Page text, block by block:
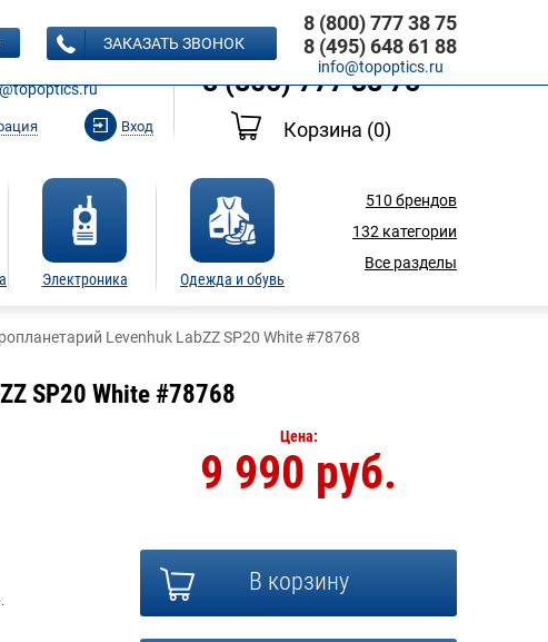
ЗВОНОК
Вход
8 (495) 648 61 88
8 (800) 777 38 75
Корзина (0)
Электроника Одежда и обувь
510 брендов
132 категории
Все разделы
ЗАКАЗАТЬ ЗВОНОК
8 (800) 777 38 75
8 (495) 648 61 88
info@topoptics.ru
Levenhuk LabZZ SP20 White #78768
SP20 White #78768
Цена:
9 990 руб.
В корзину